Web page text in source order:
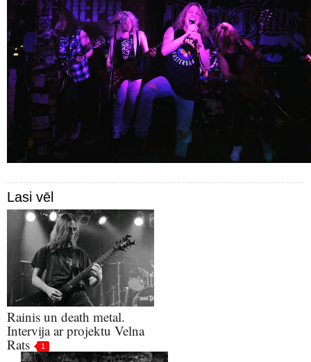
Lasi vēl
Rainis un death metal.
Intervija ar projektu Velna
Rats
1